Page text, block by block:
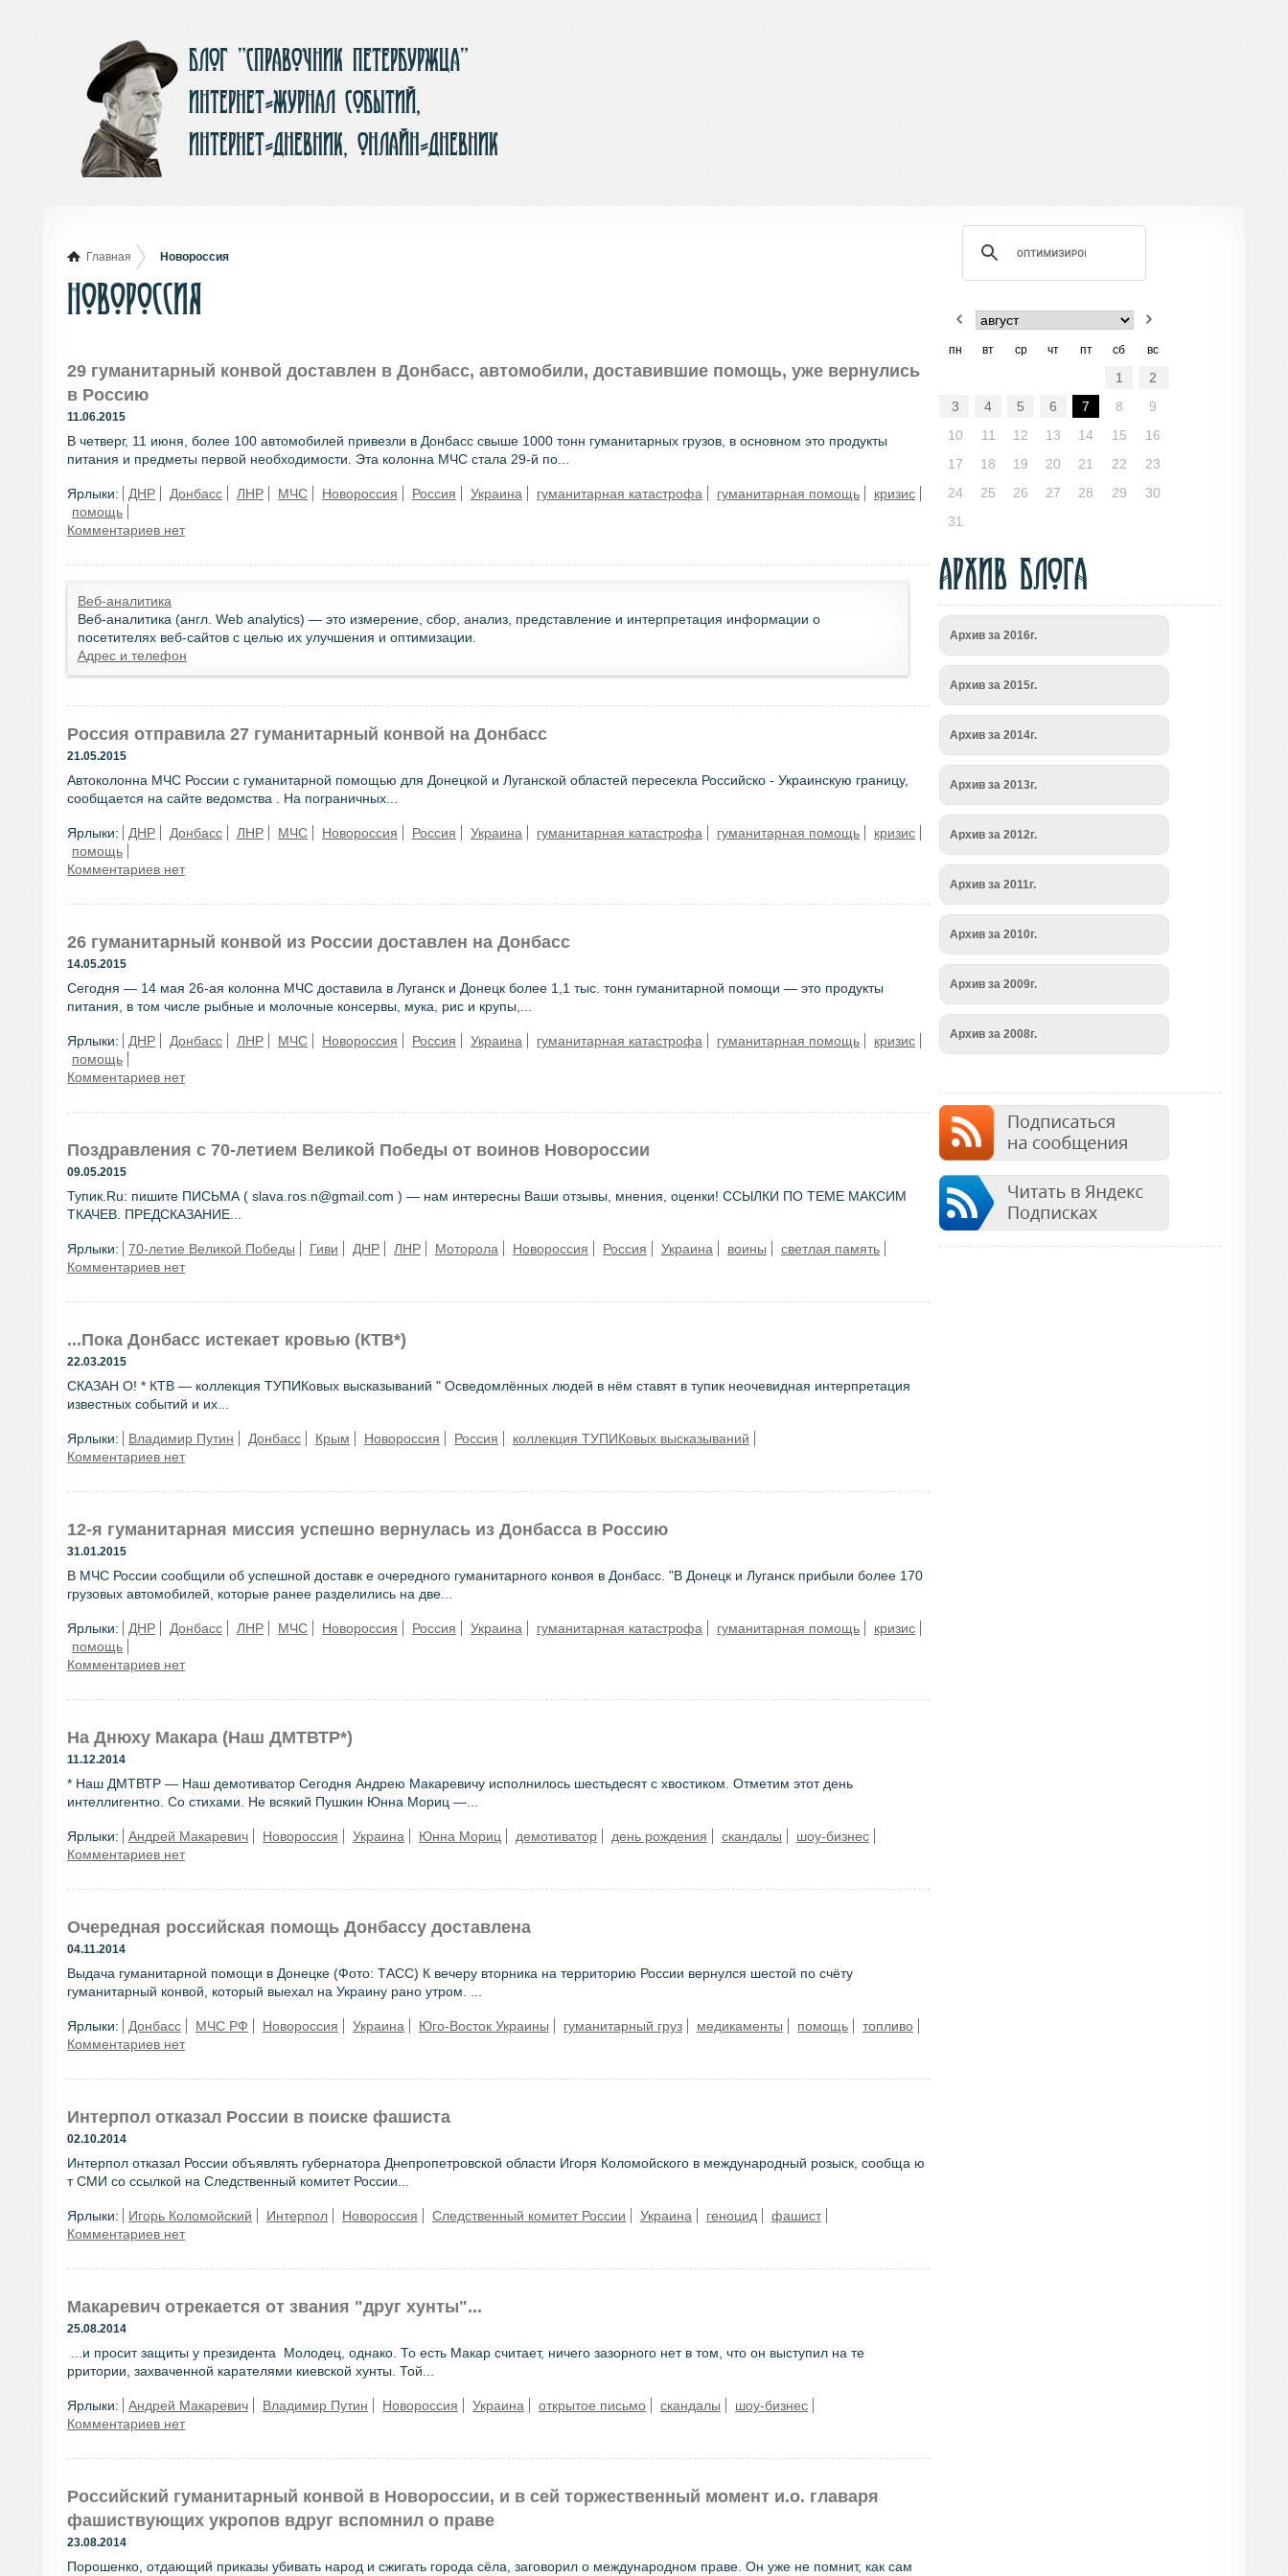
Блог ”Справочник Петербуржца”
интернет-журнал событий,
интернет-дневник, онлайн-дневник
Главная Новороссия
Новороссия
29 гуманитарный конвой доставлен в Донбасс, автомобили, доставившие помощь, уже вернулись
в Россию
11.06.2015
В четверг, 11 июня, более 100 автомобилей привезли в Донбасс свыше 1000 тонн гуманитарных грузов, в основном это продукты
питания и предметы первой необходимости. Эта колонна МЧС стала 29-й по...
Ярлыки: ДНР Донбасс ЛНР МЧС Новороссия Россия Украина гуманитарная катастрофа гуманитарная помощь
кризис
помощь
Комментариев нет
Веб-аналитика
Веб-аналитика (англ. Web analytics) — это измерение, сбор, анализ, представление и интерпретация информации о
посетителях веб-сайтов с целью их улучшения и оптимизации.
Адрес и телефон
Россия отправила 27 гуманитарный конвой на Донбасс
21.05.2015
Автоколонна МЧС России с гуманитарной помощью для Донецкой и Луганской областей пересекла Российско - Украинскую границу,
сообщается на сайте ведомства . На пограничных...
Ярлыки: ДНР Донбасс ЛНР МЧС Новороссия Россия Украина гуманитарная катастрофа гуманитарная помощь
кризис
помощь
Комментариев нет
26 гуманитарный конвой из России доставлен на Донбасс
14.05.2015
Сегодня — 14 мая 26-ая колонна МЧС доставила в Луганск и Донецк более 1,1 тыс. тонн гуманитарной помощи — это продукты
питания, в том числе рыбные и молочные консервы, мука, рис и крупы,...
Ярлыки: ДНР Донбасс ЛНР МЧС Новороссия Россия Украина гуманитарная катастрофа гуманитарная помощь
кризис
помощь
Комментариев нет
Поздравления с 70-летием Великой Победы от воинов Новороссии
09.05.2015
Тупик.Ru: пишите ПИСЬМА ( slava.ros.n@gmail.com ) — нам интересны Ваши отзывы, мнения, оценки! ССЫЛКИ ПО ТЕМЕ МАКСИМ
ТКАЧЕВ. ПРЕДСКАЗАНИЕ...
Ярлыки: 70-летие Великой Победы Гиви ДНР ЛНР Моторола Новороссия Россия Украина воины
светлая память
Комментариев нет
...Пока Донбасс истекает кровью (КТВ*)
22.03.2015
СКАЗАН О! * КТВ — коллекция ТУПИКовых высказываний " Осведомлённых людей в нём ставят в тупик неочевидная интерпретация
известных событий и их...
Ярлыки: Владимир Путин Донбасс Крым Новороссия Россия
коллекция ТУПИКовых высказываний
Комментариев нет
12-я гуманитарная миссия успешно вернулась из Донбасса в Россию
31.01.2015
В МЧС России сообщили об успешной доставк е очередного гуманитарного конвоя в Донбасс. "В Донецк и Луганск прибыли более 170
грузовых автомобилей, которые ранее разделились на две...
Ярлыки: ДНР Донбасс ЛНР МЧС Новороссия Россия Украина гуманитарная катастрофа гуманитарная помощь
кризис
помощь
Комментариев нет
На Днюху Макара (Наш ДМТВТР*)
11.12.2014
* Наш ДМТВТР — Наш демотиватор Сегодня Андрею Макаревичу исполнилось шестьдесят с хвостиком. Отметим этот день
интеллигентно. Со стихами. Не всякий Пушкин Юнна Мориц —...
Ярлыки: Андрей Макаревич Новороссия Украина Юнна Мориц демотиватор день рождения скандалы
шоу-бизнес
Комментариев нет
Очередная российская помощь Донбассу доставлена
04.11.2014
Выдача гуманитарной помощи в Донецке (Фото: ТАСС) К вечеру вторника на территорию России вернулся шестой по счёту
гуманитарный конвой, который выехал на Украину рано утром. ...
Ярлыки: Донбасс МЧС РФ Новороссия Украина Юго-Восток Украины гуманитарный груз медикаменты помощь
топливо
Комментариев нет
Интерпол отказал России в поиске фашиста
02.10.2014
Интерпол отказал России объявлять губернатора Днепропетровской области Игоря Коломойского в международный розыск, сообща ю
т СМИ со ссылкой на Следственный комитет России...
Ярлыки: Игорь Коломойский Интерпол Новороссия Следственный комитет России Украина геноцид
фашист
Комментариев нет
Макаревич отрекается от звания "друг хунты"...
25.08.2014
...и просит защиты у президента Молодец, однако. То есть Макар считает, ничего зазорного нет в том, что он выступил на те
рритории, захваченной карателями киевской хунты. Той...
Ярлыки: Андрей Макаревич Владимир Путин Новороссия Украина открытое письмо скандалы
шоу-бизнес
Комментариев нет
Российский гуманитарный конвой в Новороссии, и в сей торжественный момент и.о. главаря
фашиствующих укропов вдруг вспомнил о праве
23.08.2014
Порошенко, отдающий приказы убивать народ и сжигать города сёла, заговорил о международном праве. Он уже не помнит, как сам
пн вт ср чт пт сб вс
1
2
3
4 5 6 7 8
9
10
11 12 13 14 15
16
17
18 19 20 21 22
23
24
25 26 27 28 29
30
31
Архив блога
Архив за 2016г.
Архив за 2015г.
Архив за 2014г.
Архив за 2013г.
Архив за 2012г.
Архив за 2011г.
Архив за 2010г.
Архив за 2009г.
Архив за 2008г.